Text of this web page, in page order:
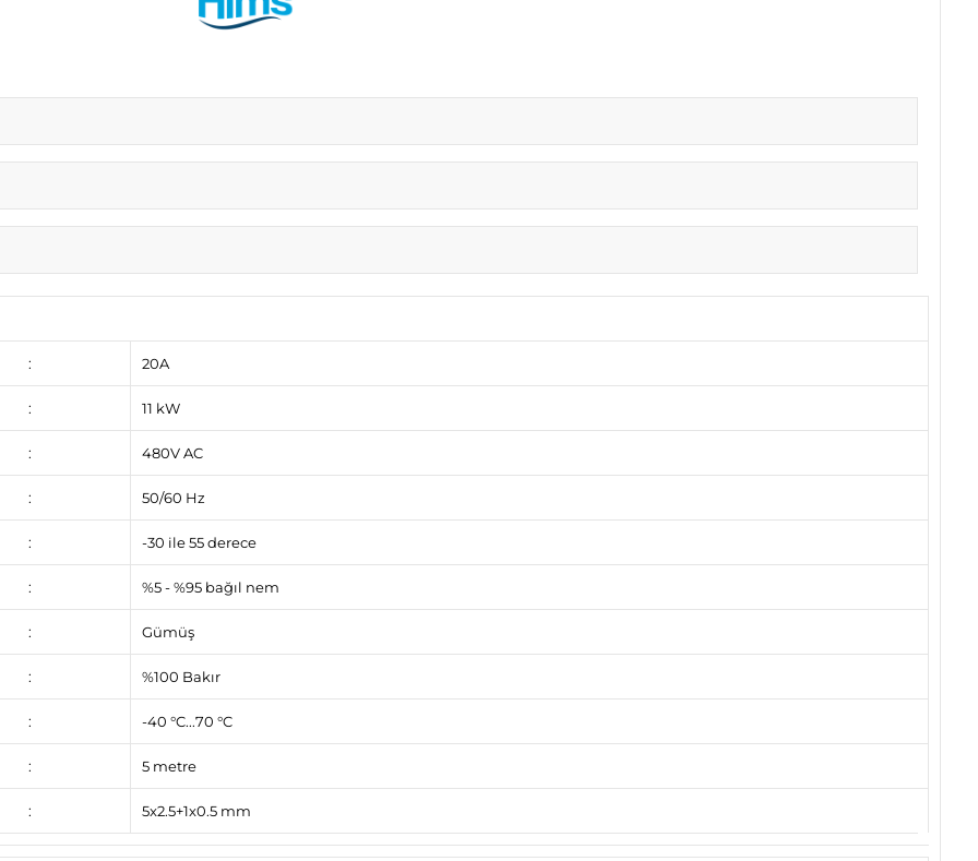
: 20A
: 11 kW
: 480V AC
: 50/60 Hz
: -30 ile 55 derece
: %5 - %95 bağıl nem
: Gümüş
: %100 Bakır
: -40 °C...70 °C
: 5 metre
: 5x2.5+1x0.5 mm